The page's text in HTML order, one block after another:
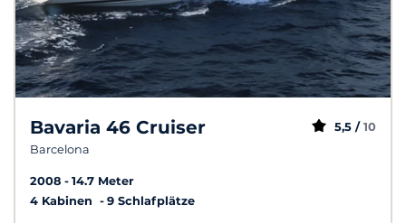
Bavaria 46 Cruiser
Barcelona
5,5 / 10
2008
14.7 Meter
4 Kabinen
9 Schlafplätze